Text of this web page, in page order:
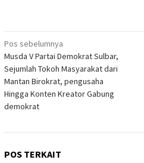
Navigasi
pos
Pos sebelumnya
Musda V Partai Demokrat Sulbar,
Sejumlah Tokoh Masyarakat dari
Mantan Birokrat, pengusaha
Hingga Konten Kreator Gabung
demokrat
POS TERKAIT